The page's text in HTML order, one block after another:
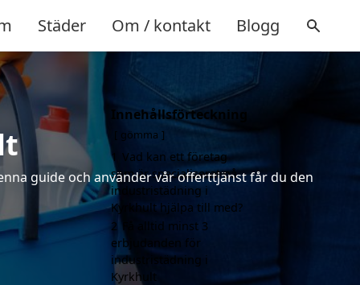
Städer Om / kontakt Blogg
guide och använder vår offerttjänst får du den
Innehållsförteckning
gömma
1 Vad kan ett företag
som är specialiserat på
industristädning i
Kyrkhult hjälpa till med?
2 Få alltid minst 3
erbjudanden för
industristädning i
Kyrkhult